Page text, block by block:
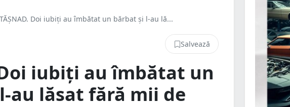
TĂȘNAD. Doi iubiți au îmbătat un bărbat și l-au lă...
Salvează
Doi iubiți au îmbătat un
au lăsat fără mii de